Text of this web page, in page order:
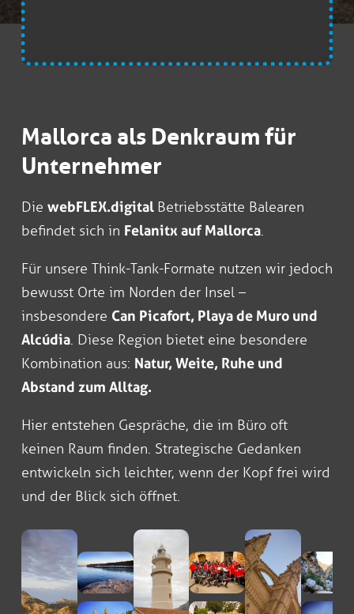
Mallorca als Denkraum für
Unternehmer
Die webFLEX.digital Betriebsstätte Balearen
befindet sich in Felanitx auf Mallorca.
Für unsere Think-Tank-Formate nutzen wir jedoch
bewusst Orte im Norden der Insel –
insbesondere Can Picafort, Playa de Muro und
Alcúdia. Diese Region bietet eine besondere
Kombination aus: Natur, Weite, Ruhe und
Abstand zum Alltag.
Hier entstehen Gespräche, die im Büro oft
keinen Raum finden. Strategische Gedanken
entwickeln sich leichter, wenn der Kopf frei wird
und der Blick sich öffnet.